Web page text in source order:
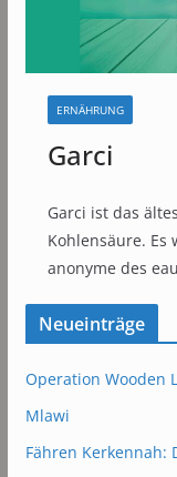
ERNÄHRUNG
Garci
Garci ist das
Kohlensäure.
anonyme des
Neueinträge
Operation Wooden
Mlawi
Fähren Kerkennah: